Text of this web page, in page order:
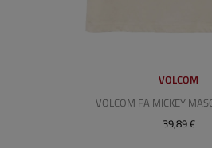
VOLCOM
VOLCOM FA MICKEY
39,89 €